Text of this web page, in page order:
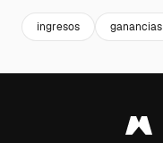
ingresos ganancias